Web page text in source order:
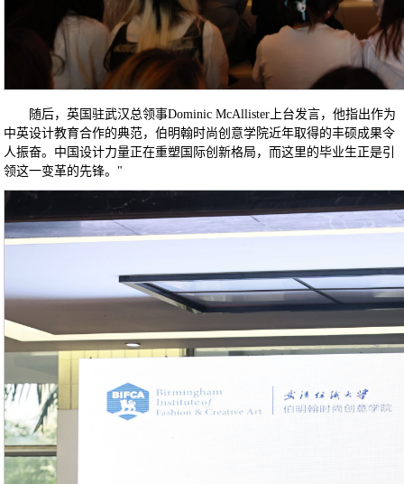
随后，英国驻武汉总领事Dominic McAllister上台发言，他指出作为
中英设计教育合作的典范，伯明翰时尚创意学院近年取得的丰硕成果令
人振奋。中国设计力量正在重塑国际创新格局，而这里的毕业生正是引
领这一变革的先锋。"